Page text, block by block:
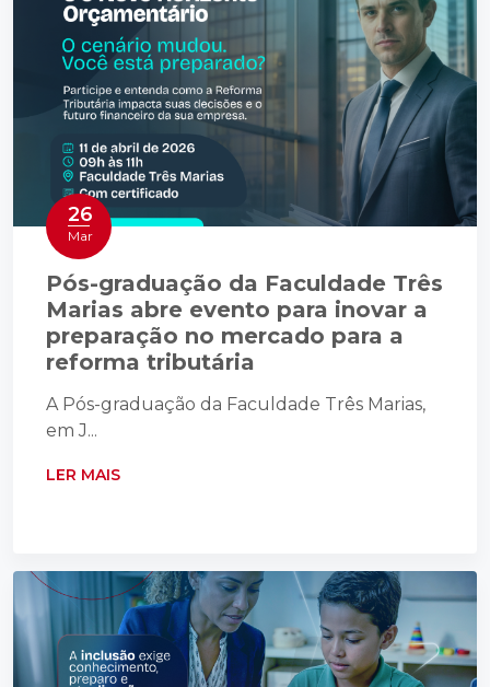
26
Mar
Pós-graduação da Faculdade Três
Marias abre evento para inovar a
preparação no mercado para a
reforma tributária
A Pós-graduação da Faculdade Três Marias,
em J...
LER MAIS